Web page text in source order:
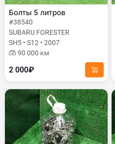
Болты 5 литров
#38540
SUBARU FORESTER
SH5 • S12 • 2007
90 000 км
2 000₽